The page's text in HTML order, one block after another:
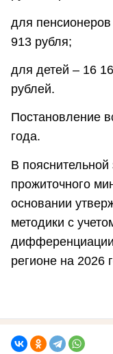
для пенсионеров
913 рубля;
для детей – 16
рублей.
Постановление
года.
В пояснительной
прожиточного
основании
методики с
регионе на 2026